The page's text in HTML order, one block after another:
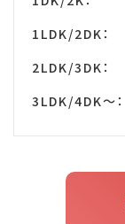
1LDK/2DK：
2LDK/3DK：
3LDK/4DK～：